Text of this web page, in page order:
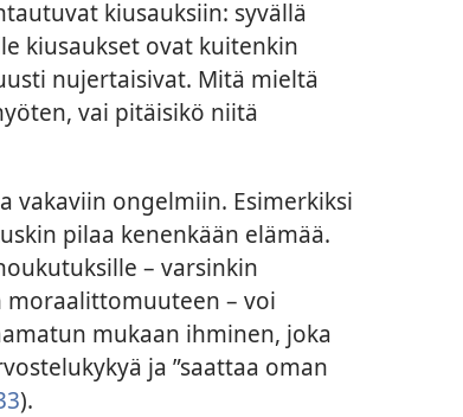
kiusauksiin: syvällä
kiusaukset ovat kuitenkin
nujertaisivat. Mitä mieltä
vai pitäisikö niitä
vakaviin ongelmiin. Esimerkiksi
pilaa kenenkään elämää.
– varsinkin
moraalittomuuteen – voi
mukaan ihminen, joka
ja ”saattaa oman
).